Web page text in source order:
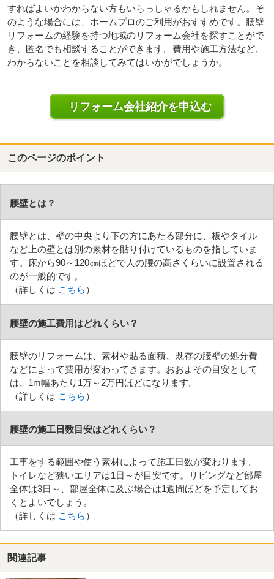
すればよいかわからない方もいらっしゃるかもしれません。そ
のような場合には、ホームプロのご利用がおすすめです。腰壁
リフォームの経験を持つ地域のリフォーム会社を探すことがで
き、匿名でも相談することができます。費用や施工方法など、
わからないことを相談してみてはいかがでしょうか。
リフォーム会社紹介を申込む
このページのポイント
腰壁とは？
腰壁とは、壁の中央より下の方にあたる部分に、板やタイル
など上の壁とは別の素材を貼り付けているものを指していま
す。床から90～120㎝ほどで人の腰の高さくらいに設置される
のが一般的です。
（詳しくは こちら ）
腰壁の施工費用はどれくらい？
腰壁のリフォームは、素材や貼る面積、既存の腰壁の処分費
などによって費用が変わってきます。おおよその目安として
は、1m幅あたり1万～2万円ほどになります。
（詳しくは こちら ）
腰壁の施工日数目安はどれくらい？
工事をする範囲や使う素材によって施工日数が変わります。
トイレなど狭いエリアは1日～が目安です。リビングなど部屋
全体は3日～、部屋全体に及ぶ場合は1週間ほどを予定してお
くとよいでしょう。
（詳しくは こちら ）
関連記事